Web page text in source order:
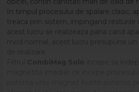
In timpul procesului de spalare clasic,
treaca prin sistem, impingand resturile
acest lucru se realizeaza pana cand
mod normal, acest lucru presupune